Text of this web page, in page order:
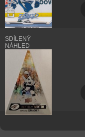
SDÍLENÝ
NÁHLED